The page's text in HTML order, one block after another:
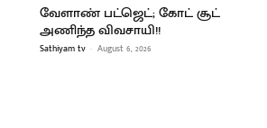
வேளாண் பட்ஜெட்; கோட் சூட்
அணிந்த விவசாயி!!
Sathiyam tv - August 6, 2026